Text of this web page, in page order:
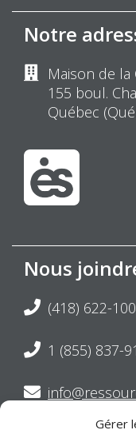
Gérer
Notre
Maison de la
155 boul.
Québec
Nous
(418) 622-
1 (855) 837-
Suivez-